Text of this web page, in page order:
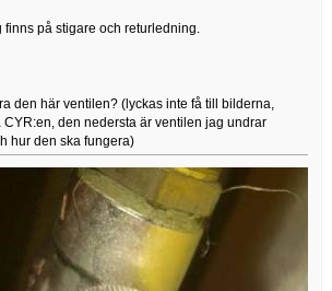
på stigare och returledning.
den här ventilen? (lyckas inte få till bilderna,
CYR:en, den nedersta är ventilen jag undrar
hur den ska fungera)